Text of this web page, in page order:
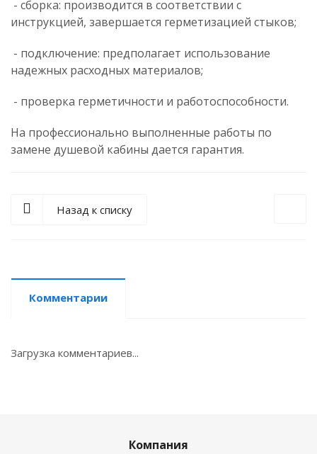
- сборка: производится в соответствии с
инструкцией, завершается герметизацией стыков;
- подключение: предполагает использование
надежных расходных материалов;
- проверка герметичности и работоспособности.
На профессионально выполненные работы по
замене душевой кабины дается гарантия.
Назад к списку
Комментарии
Загрузка комментариев...
Компания